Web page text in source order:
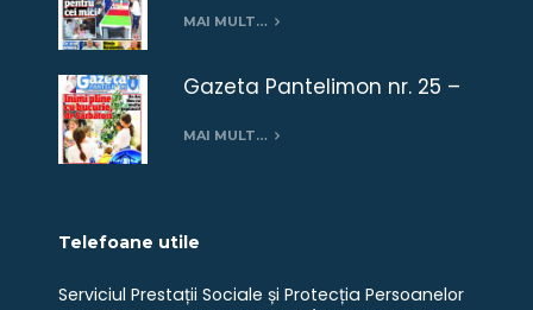
MAI MULT…
Gazeta Pantelimon nr. 25 –
MAI MULT…
Telefoane utile
Serviciul Prestații Sociale și Protecția Persoanelor